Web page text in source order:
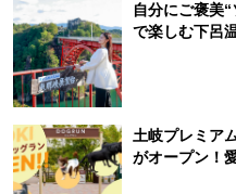
自分にご褒美
で楽しむ下呂
土岐プレミア
がオープン！